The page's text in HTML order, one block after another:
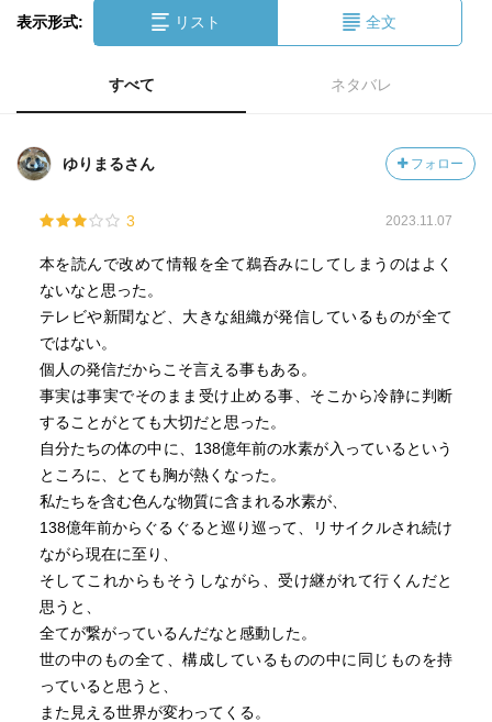
表示形式: リスト 全文
すべて ネタバレ
ゆりまるさん フォロー
3 2023.11.07
本を読んで改めて情報を全て鵜呑みにしてしまうのはよく
ないなと思った。
テレビや新聞など、大きな組織が発信しているものが全て
ではない。
個人の発信だからこそ言える事もある。
事実は事実でそのまま受け止める事、そこから冷静に判断
することがとても大切だと思った。
自分たちの体の中に、138億年前の水素が入っているという
ところに、とても胸が熱くなった。
私たちを含む色んな物質に含まれる水素が、
138億年前からぐるぐると巡り巡って、リサイクルされ続け
ながら現在に至り、
そしてこれからもそうしながら、受け継がれて行くんだと
思うと、
全てが繋がっているんだなと感動した。
世の中のもの全て、構成しているものの中に同じものを持
っていると思うと、
また見える世界が変わってくる。